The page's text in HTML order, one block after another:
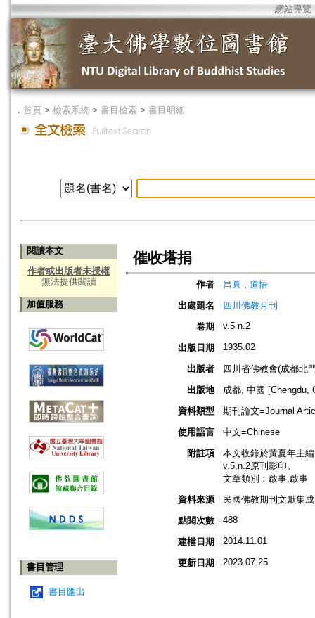
網站導覽
． 首頁 > 檢索系統 > 書目檢索 > 書目明細
閱讀本文
作者或出版者未授權
無法提供閱讀
加值服務
書目管理
書目匯出
催收塔捐
作者 昌圓 ; 道悟
出處題名
四川佛教月刊
卷期
v.5 n.2
出版日期 1935.02
出版者
四川省佛教會(成都北
出版地
成都, 中國 [Chengdu,
資料類型
期刊論文=Journal
使用語言
中文=Chinese
附註項
本文收錄於黃夏年主
v.5,n.2原刊影印。
文章類別：啟事,啟事
資料來源
民國佛教期刊文獻集
點閱次數
488
建檔日期 2014.11.01
更新日期 2023.07.25